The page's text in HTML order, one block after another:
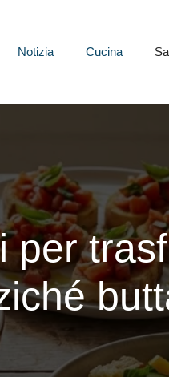
Notizia Cucina
per